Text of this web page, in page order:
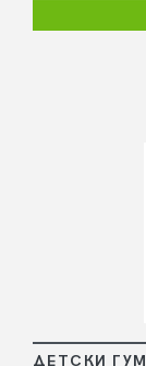
ДЕТСКИ